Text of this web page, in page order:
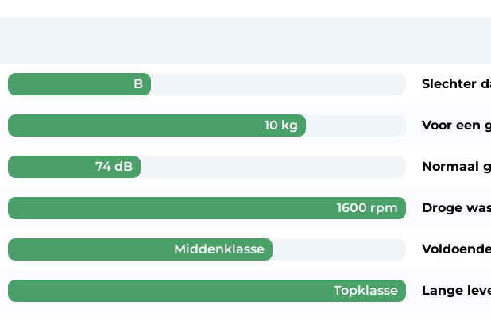
B Slechter
10 kg Voor een
74 dB Normaal
1600 rpm Droge
Middenklasse
Topklasse Lange